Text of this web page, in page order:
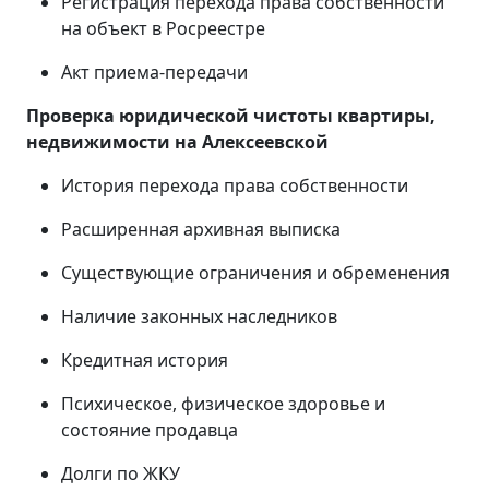
на объект в Росреестре
Акт приема-передачи
Проверка юридической чистоты квартиры,
недвижимости на Алексеевской
История перехода права собственности
Расширенная архивная выписка
Существующие ограничения и обременения
Наличие законных наследников
Кредитная история
Психическое, физическое здоровье и
состояние продавца
Долги по ЖКУ